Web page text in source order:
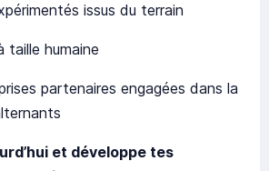
issus du terrain
taille humaine
partenaires engagées dans la
et développe tes